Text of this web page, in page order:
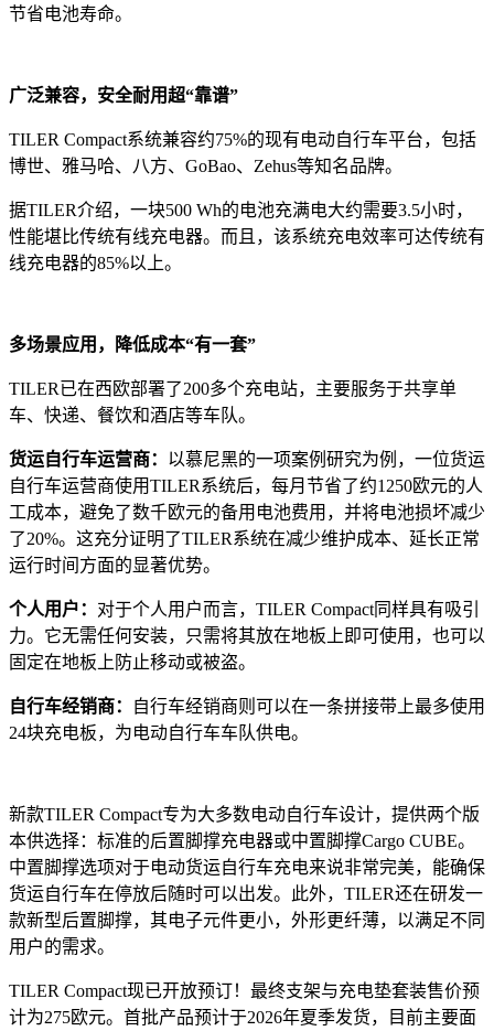
节省电池寿命。
广泛兼容，安全耐用超“靠谱”
TILER Compact系统兼容约75%的现有电动自行车平台，包括
博世、雅马哈、八方、GoBao、Zehus等知名品牌。
据TILER介绍，一块500 Wh的电池充满电大约需要3.5小时，
性能堪比传统有线充电器。而且，该系统充电效率可达传统有
线充电器的85%以上。
多场景应用，降低成本“有一套”
TILER已在西欧部署了200多个充电站，主要服务于共享单
车、快递、餐饮和酒店等车队。
货运自行车运营商： 以慕尼黑的一项案例研究为例，一位货运
自行车运营商使用TILER系统后，每月节省了约1250欧元的人
工成本，避免了数千欧元的备用电池费用，并将电池损坏减少
了20%。这充分证明了TILER系统在减少维护成本、延长正常
运行时间方面的显著优势。
个人用户： 对于个人用户而言，TILER Compact同样具有吸引
力。它无需任何安装，只需将其放在地板上即可使用，也可以
固定在地板上防止移动或被盗。
自行车经销商：
自行车经销商则可以在一条拼接带上最多使用
24块充电板，为电动自行车车队供电。
新款TILER Compact专为大多数电动自行车设计，提供两个版
本供选择：标准的后置脚撑充电器或中置脚撑Cargo CUBE。
中置脚撑选项对于电动货运自行车充电来说非常完美，能确保
货运自行车在停放后随时可以出发。此外，TILER还在研发一
款新型后置脚撑，其电子元件更小，外形更纤薄，以满足不同
用户的需求。
TILER Compact现已开放预订！最终支架与充电垫套装售价预
计为275欧元。首批产品预计于2026年夏季发货，目前主要面